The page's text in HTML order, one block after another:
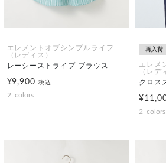
エレメントオブシンプルライフ
（レディス）
レーシーストライプ ブラウス
¥9,900税込
2 colors
再入荷
エレメ
（レデ
クロス
2 colors